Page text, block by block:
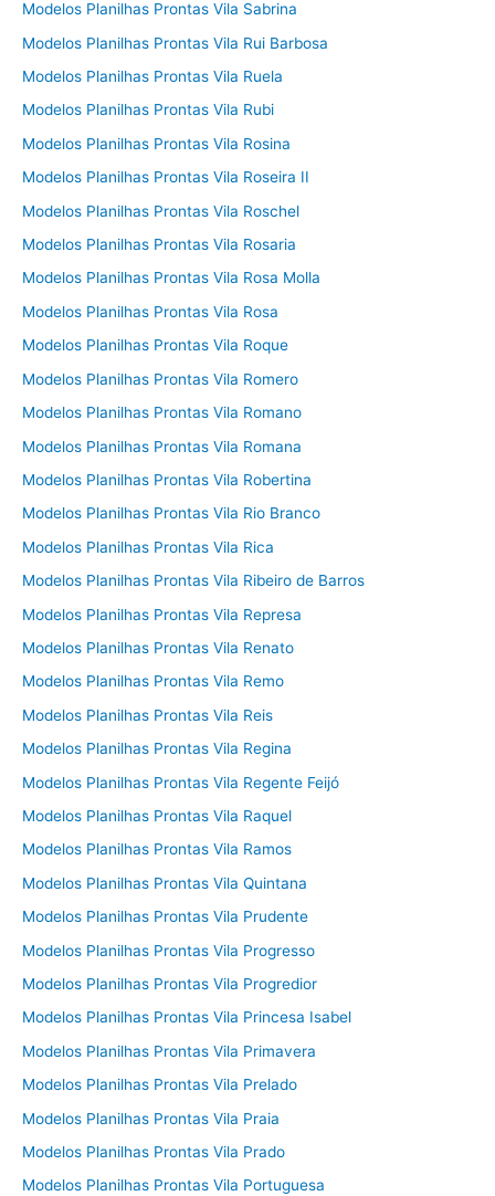
Modelos Planilhas Prontas Vila Sabrina
Modelos Planilhas Prontas Vila Rui Barbosa
Modelos Planilhas Prontas Vila Ruela
Modelos Planilhas Prontas Vila Rubi
Modelos Planilhas Prontas Vila Rosina
Modelos Planilhas Prontas Vila Roseira II
Modelos Planilhas Prontas Vila Roschel
Modelos Planilhas Prontas Vila Rosaria
Modelos Planilhas Prontas Vila Rosa Molla
Modelos Planilhas Prontas Vila Rosa
Modelos Planilhas Prontas Vila Roque
Modelos Planilhas Prontas Vila Romero
Modelos Planilhas Prontas Vila Romano
Modelos Planilhas Prontas Vila Romana
Modelos Planilhas Prontas Vila Robertina
Modelos Planilhas Prontas Vila Rio Branco
Modelos Planilhas Prontas Vila Rica
Modelos Planilhas Prontas Vila Ribeiro de Barros
Modelos Planilhas Prontas Vila Represa
Modelos Planilhas Prontas Vila Renato
Modelos Planilhas Prontas Vila Remo
Modelos Planilhas Prontas Vila Reis
Modelos Planilhas Prontas Vila Regina
Modelos Planilhas Prontas Vila Regente Feijó
Modelos Planilhas Prontas Vila Raquel
Modelos Planilhas Prontas Vila Ramos
Modelos Planilhas Prontas Vila Quintana
Modelos Planilhas Prontas Vila Prudente
Modelos Planilhas Prontas Vila Progresso
Modelos Planilhas Prontas Vila Progredior
Modelos Planilhas Prontas Vila Princesa Isabel
Modelos Planilhas Prontas Vila Primavera
Modelos Planilhas Prontas Vila Prelado
Modelos Planilhas Prontas Vila Praia
Modelos Planilhas Prontas Vila Prado
Modelos Planilhas Prontas Vila Portuguesa